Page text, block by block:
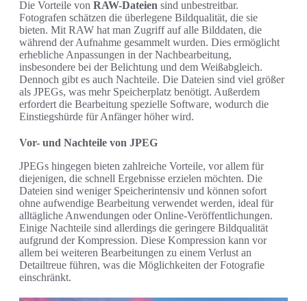
Die Vorteile von RAW-Dateien sind unbestreitbar.
Fotografen schätzen die überlegene Bildqualität, die sie
bieten. Mit RAW hat man Zugriff auf alle Bilddaten, die
während der Aufnahme gesammelt wurden. Dies ermöglicht
erhebliche Anpassungen in der Nachbearbeitung,
insbesondere bei der Belichtung und dem Weißabgleich.
Dennoch gibt es auch Nachteile. Die Dateien sind viel größer
als JPEGs, was mehr Speicherplatz benötigt. Außerdem
erfordert die Bearbeitung spezielle Software, wodurch die
Einstiegshürde für Anfänger höher wird.
Vor- und Nachteile von JPEG
JPEGs hingegen bieten zahlreiche Vorteile, vor allem für
diejenigen, die schnell Ergebnisse erzielen möchten. Die
Dateien sind weniger Speicherintensiv und können sofort
ohne aufwendige Bearbeitung verwendet werden, ideal für
alltägliche Anwendungen oder Online-Veröffentlichungen.
Einige Nachteile sind allerdings die geringere Bildqualität
aufgrund der Kompression. Diese Kompression kann vor
allem bei weiteren Bearbeitungen zu einem Verlust an
Detailtreue führen, was die Möglichkeiten der Fotografie
einschränkt.